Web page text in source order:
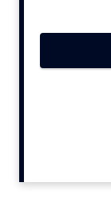
Artificial